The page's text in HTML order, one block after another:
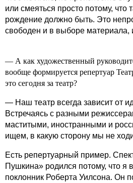
или смеяться просто потому, что
рождение должно быть. Это
свободен и в выборе материала,
— А как художественный
вообще формируется репертуар
это сегодня за театр?
— Наш театр всегда зависит от
Встречаясь с разными
маститыми, иностранными и
ищем, в какую сторону мы не
Есть репертуарный пример.
Пушкина» родился потому, что я
поклонник Роберта Уилсона. Он